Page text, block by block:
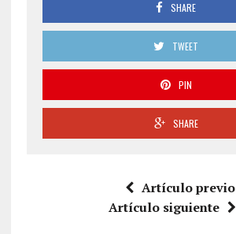
SHARE
TWEET
PIN
SHARE
Artículo previo
Artículo siguiente